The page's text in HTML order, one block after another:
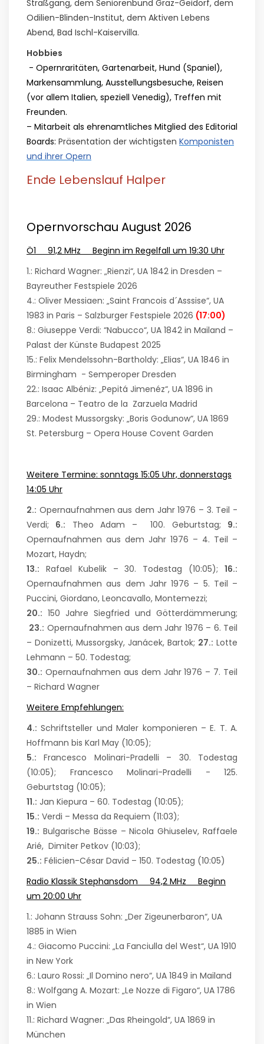
Straßgang, dem Seniorenbund Graz-Geidorf, dem
Odilien-Blinden-Institut, dem Aktiven Lebens
Abend, Bad Ischl-Kaiservilla.
Hobbies
- Opernraritäten, Gartenarbeit, Hund (Spaniel),
Markensammlung, Ausstellungsbesuche, Reisen
(vor allem Italien, speziell Venedig), Treffen mit
Freunden.
– Mitarbeit als ehrenamtliches Mitglied des Editorial
Boards: Präsentation der wichtigsten Komponisten
und ihrer Opern
Ende Lebenslauf Halper
Opernvorschau August 2026
Ö1 91,2 MHz Beginn im Regelfall um 19:30 Uhr
1.: Richard Wagner: „Rienzi“, UA 1842 in Dresden –
Bayreuther Festspiele 2026
4.: Oliver Messiaen: „Saint Francois d´Asssise“, UA
1983 in Paris – Salzburger Festspiele 2026 (17:00)
8.: Giuseppe Verdi: “Nabucco“, UA 1842 in Mailand –
Palast der Künste Budapest 2025
15.: Felix Mendelssohn-Bartholdy: „Elias“, UA 1846 in
Birmingham - Semperoper Dresden
22.: Isaac Albéniz: „Pepitá Jimenéz“, UA 1896 in
Barcelona – Teatro de la Zarzuela Madrid
29.: Modest Mussorgsky: „Boris Godunow“, UA 1869
St. Petersburg – Opera House Covent Garden
Weitere Termine: sonntags 15:05 Uhr, donnerstags
14:05 Uhr
2.: Opernaufnahmen aus dem Jahr 1976 – 3. Teil -
Verdi; 6.: Theo Adam – 100. Geburtstag; 9.:
Opernaufnahmen aus dem Jahr 1976 – 4. Teil –
Mozart, Haydn;
13.: Rafael Kubelik – 30. Todestag (10:05); 16.:
Opernaufnahmen aus dem Jahr 1976 – 5. Teil –
Puccini, Giordano, Leoncavallo, Montemezzi;
20.: 150 Jahre Siegfried und Götterdämmerung;
23.: Opernaufnahmen aus dem Jahr 1976 – 6. Teil
– Donizetti, Mussorgsky, Janácek, Bartok; 27.: Lotte
Lehmann – 50. Todestag;
30.: Opernaufnahmen aus dem Jahr 1976 – 7. Teil
– Richard Wagner
Weitere Empfehlungen:
4.: Schriftsteller und Maler komponieren – E. T. A.
Hoffmann bis Karl May (10:05);
5.: Francesco Molinari-Pradelli – 30. Todestag
(10:05); Francesco Molinari-Pradelli - 125.
Geburtstag (10:05);
11.: Jan Kiepura – 60. Todestag (10:05);
15.: Verdi – Messa da Requiem (11:03);
19.: Bulgarische Bässe – Nicola Ghiuselev, Raffaele
Arié, Dimiter Petkov (10:03);
25.: Félicien-César David – 150. Todestag (10:05)
Radio Klassik Stephansdom 94,2 MHz Beginn
um 20:00 Uhr
1.: Johann Strauss Sohn: „Der Zigeunerbaron“, UA
1885 in Wien
4.: Giacomo Puccini: „La Fanciulla del West“, UA 1910
in New York
6.: Lauro Rossi: „Il Domino nero“, UA 1849 in Mailand
8.: Wolfgang A. Mozart: „Le Nozze di Figaro“, UA 1786
in Wien
11.: Richard Wagner: „Das Rheingold“, UA 1869 in
München